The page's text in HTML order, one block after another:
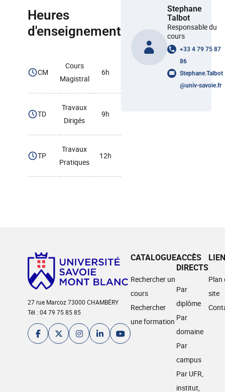
Heures
d'enseignement
CM
Cours
Magistral
6h
TD
Travaux
Dirigés
9h
TP
Travaux
Pratiques
12h
Stephane
Talbot
Responsable du
cours
+33 4 79 75 87
86
Stephane.Talbot
@univ-savoie.fr
27 rue Marcoz 73000 CHAMBÉRY
Tél : 04 79 75 85 85
CATALOGUE
Rechercher un
cours
Rechercher
une formation
ACCÈS
DIRECTS
Par
diplôme
Par
domaine
Par
campus
Par UFR,
institut,
Plan
site